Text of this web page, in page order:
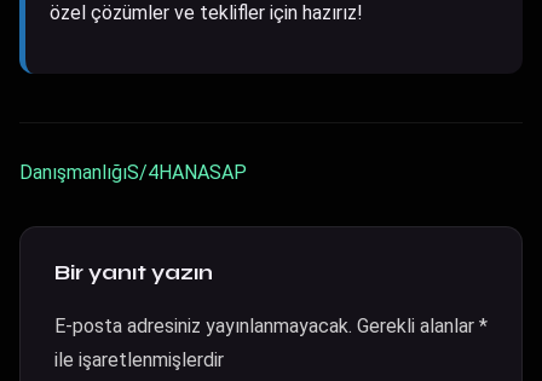
özel çözümler ve teklifler için hazırız!
DanışmanlığıS/4HANASAP
Bir yanıt yazın
E-posta adresiniz yayınlanmayacak. Gerekli alanlar *
ile işaretlenmişlerdir